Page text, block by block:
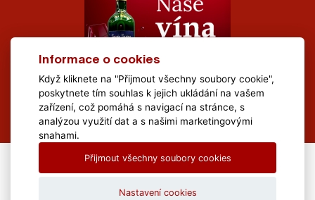
All Rights Reserved Muzeum Brněnska © 2020, Webdesign by
Informace o cookies
Když kliknete na "Přijmout všechny soubory cookie",
poskytnete tím souhlas k jejich ukládání na vašem
zařízení, což pomáhá s navigací na stránce, s
analýzou využití dat a s našimi marketingovými
snahami.
Přijmout všechny soubory cookies
Nastavení cookies